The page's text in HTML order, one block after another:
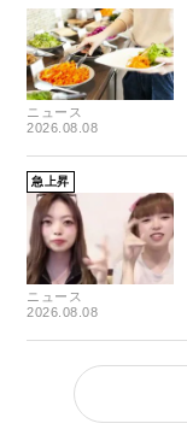
ニュース
2026.08.08
急上昇
ニュース
2026.08.08